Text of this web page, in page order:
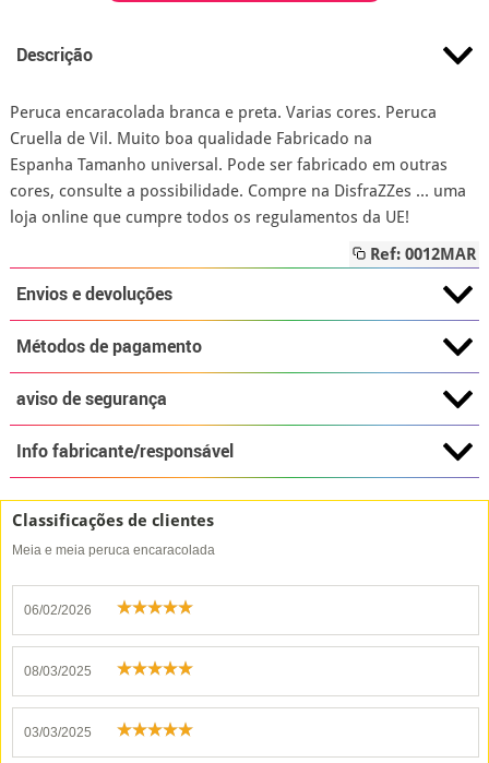
Descrição
Peruca encaracolada branca e preta. Varias cores. Peruca
Cruella de Vil. Muito boa qualidade Fabricado na
Espanha Tamanho universal. Pode ser fabricado em outras
cores, consulte a possibilidade. Compre na DisfraZZes ... uma
loja online que cumpre todos os regulamentos da UE!
Ref: 0012MAR
Envios e devoluções
Métodos de pagamento
aviso de segurança
Info fabricante/responsável
Classificações de clientes
Meia e meia peruca encaracolada
06/02/2026
08/03/2025
03/03/2025